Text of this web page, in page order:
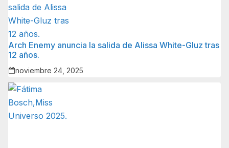
Arch Enemy anuncia la salida de Alissa White-Gluz tras
12 años.
noviembre 24, 2025